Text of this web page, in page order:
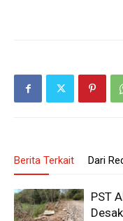
Berita Terkait Dari
PST